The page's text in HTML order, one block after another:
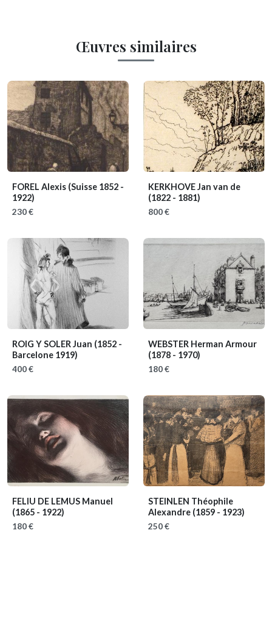
Œuvres similaires
FOREL Alexis (Suisse 1852 -
1922)
230 €
KERKHOVE Jan van de
(1822 - 1881)
800 €
ROIG Y SOLER Juan (1852 -
Barcelone 1919)
400 €
WEBSTER Herman Armour
(1878 - 1970)
180 €
FELIU DE LEMUS Manuel
(1865 - 1922)
180 €
STEINLEN Théophile
Alexandre (1859 - 1923)
250 €